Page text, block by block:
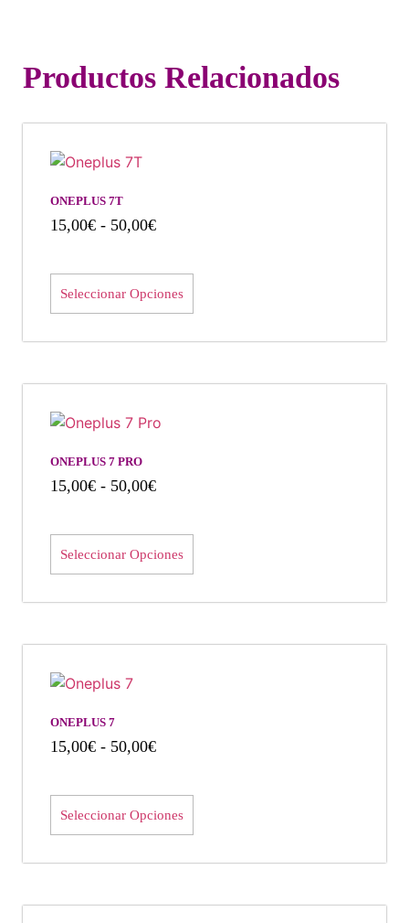
Productos Relacionados
ONEPLUS 7T
15,00€ - 50,00€
Seleccionar Opciones
ONEPLUS 7 PRO
15,00€ - 50,00€
Seleccionar Opciones
ONEPLUS 7
15,00€ - 50,00€
Seleccionar Opciones